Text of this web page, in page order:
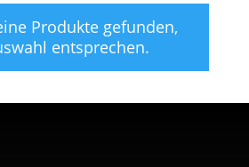
Produkte gefunden,
entsprechen.